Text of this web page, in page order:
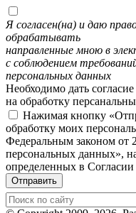
Я согласен(на) и даю
обрабатывать
направленные мною в
с соблюдением
персональных данных
Необходимо дать согласие
на обработку
Нажимая кнопку
обработку моих
Федеральным законом
персональных данных»,
определенных в
Отправить